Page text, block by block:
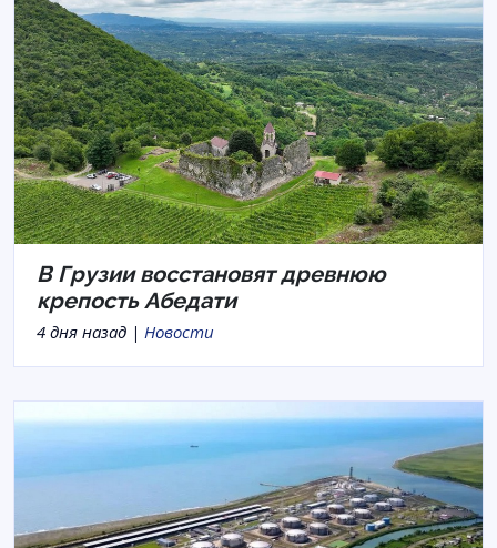
В Грузии восстановят древнюю
крепость Абедати
4 дня назад | Новости